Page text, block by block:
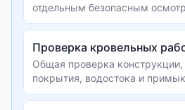
отдельным безопасным
Проверка кровельных
Общая проверка конструкции,
покрытия, водостока и